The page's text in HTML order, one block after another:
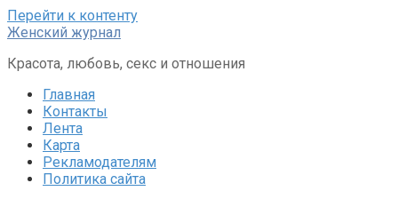
Перейти к контенту
Женский журнал
Красота, любовь, секс и отношения
Главная
Контакты
Лента
Карта
Рекламодателям
Политика сайта